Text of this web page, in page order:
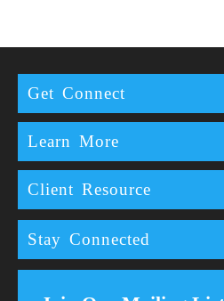
Get Connect
Learn More
Client Resource
Stay Connected